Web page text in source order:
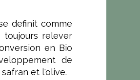
definit comme
relever
en Bio
de
et l'olive.